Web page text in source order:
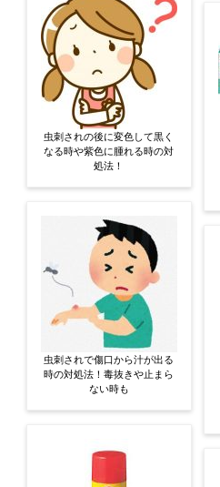
虫刺されの後に変色して黒く
なる時や紫色に腫れる時の対
処法！
虫刺されで傷口から汁が出る
時の対処法！毒抜きや止まら
ない時も